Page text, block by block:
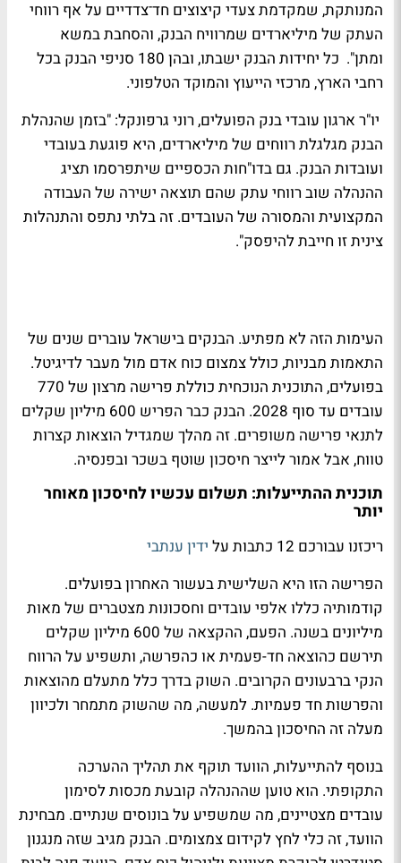
המנותקת, שמקדמת צעדי קיצוצים חד־צדדיים על אף רווחי
העתק של מיליארדים שמרוויח הבנק, והסחבת במשא
ומתן". כל יחידות הבנק ישבתו, ובהן 180 סניפי הבנק בכל
רחבי הארץ, מרכזי הייעוץ והמוקד הטלפוני.
יו"ר ארגון עובדי בנק הפועלים, רוני גרפונקל: "בזמן שהנהלת
הבנק מגלגלת רווחים של מיליארדים, היא פוגעת בעובדי
ועובדות הבנק. גם בדו"חות הכספיים שיתפרסמו תציג
ההנהלה שוב רווחי עתק שהם תוצאה ישירה של העבודה
המקצועית והמסורה של העובדים. זה בלתי נתפס והתנהלות
צינית זו חייבת להיפסק".
העימות הזה לא מפתיע. הבנקים בישראל עוברים שנים של
התאמות מבניות, כולל צמצום כוח אדם מול מעבר לדיגיטל.
בפועלים, התוכנית הנוכחית כוללת פרישה מרצון של 770
עובדים עד סוף 2028. הבנק כבר הפריש 600 מיליון שקלים
לתנאי פרישה משופרים. זה מהלך שמגדיל הוצאות קצרות
טווח, אבל אמור לייצר חיסכון שוטף בשכר ובפנסיה.
תוכנית ההתייעלות: תשלום עכשיו לחיסכון מאוחר
יותר
ריכזנו עבורכם 12 כתבות על
ידין ענתבי
הפרישה הזו היא השלישית בעשור האחרון בפועלים.
קודמותיה כללו אלפי עובדים וחסכונות מצטברים של מאות
מיליונים בשנה. הפעם, ההקצאה של 600 מיליון שקלים
תירשם כהוצאה חד-פעמית או כהפרשה, ותשפיע על הרווח
הנקי ברבעונים הקרובים. השוק בדרך כלל מתעלם מהוצאות
והפרשות חד פעמיות. למעשה, מה שהשוק מתמחר ולכיוון
מעלה זה החיסכון בהמשך.
בנוסף להתייעלות, הוועד תוקף את תהליך ההערכה
התקופתי. הוא טוען שההנהלה קובעת מכסות לסימון
עובדים מצטיינים, מה שמשפיע על בונוסים שנתיים. מבחינת
הוועד, זה כלי לחץ לקידום צמצומים. הבנק מגיב שזה מנגנון